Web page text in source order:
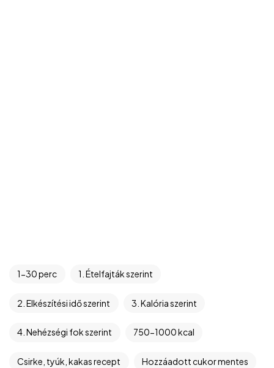
1-30 perc 1. Ételfajták szerint
2. Elkészítési idő szerint 3. Kalória szerint
4. Nehézségi fok szerint 750-1000 kcal
Csirke, tyúk, kakas recept Hozzáadott cukor mentes